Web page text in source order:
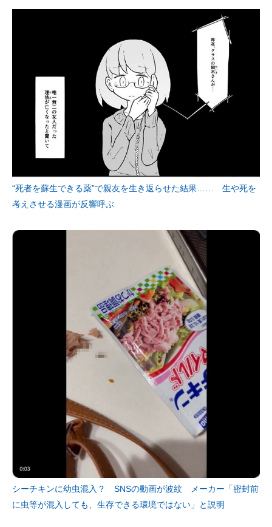
建設×テクノロジーの最前線
ちょっと気になるネットの話題
“死者を蘇生できる薬”で親友を生き返らせた結果…… 生や死を
考えさせる漫画が反響呼ぶ
シーチキンに幼虫混入？ SNSの動画が波紋 メーカー「密封前
に虫等が混入しても、生存できる環境ではない」と説明